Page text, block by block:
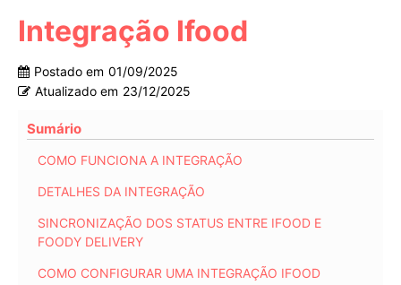
Integração Ifood
Postado em 01/09/2025
Atualizado em 23/12/2025
Sumário
COMO FUNCIONA A INTEGRAÇÃO
DETALHES DA INTEGRAÇÃO
SINCRONIZAÇÃO DOS STATUS ENTRE IFOOD E
FOODY DELIVERY
COMO CONFIGURAR UMA INTEGRAÇÃO IFOOD